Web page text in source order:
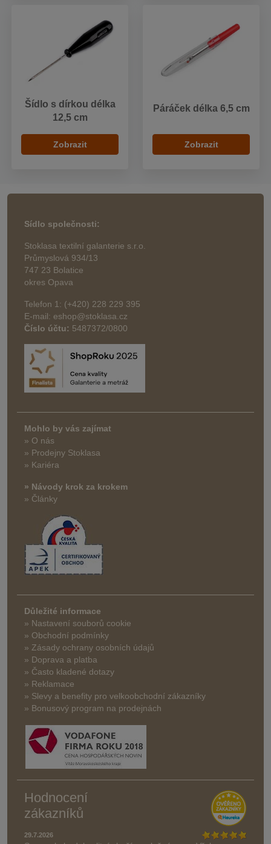
Šídlo s dírkou délka
12,5 cm
Zobrazit
Páráček délka 6,5 cm
Zobrazit
Sídlo společnosti:
Stoklasa textilní galanterie s.r.o.
Průmyslová 934/13
747 23 Bolatice
okres Opava
Telefon 1: (+420) 228 229 395
E-mail: eshop@stoklasa.cz
Číslo účtu: 5487372/0800
Mohlo by vás zajímat
» O nás
» Prodejny Stoklasa
» Kariéra
» Návody krok za krokem
» Články
Důležité informace
» Nastavení souborů cookie
» Obchodní podmínky
» Zásady ochrany osobních údajů
» Doprava a platba
» Často kladené dotazy
» Reklamace
» Slevy a benefity pro velkoobchodní zákazníky
» Bonusový program na prodejnách
Hodnocení
zákazníků
29.7.2026